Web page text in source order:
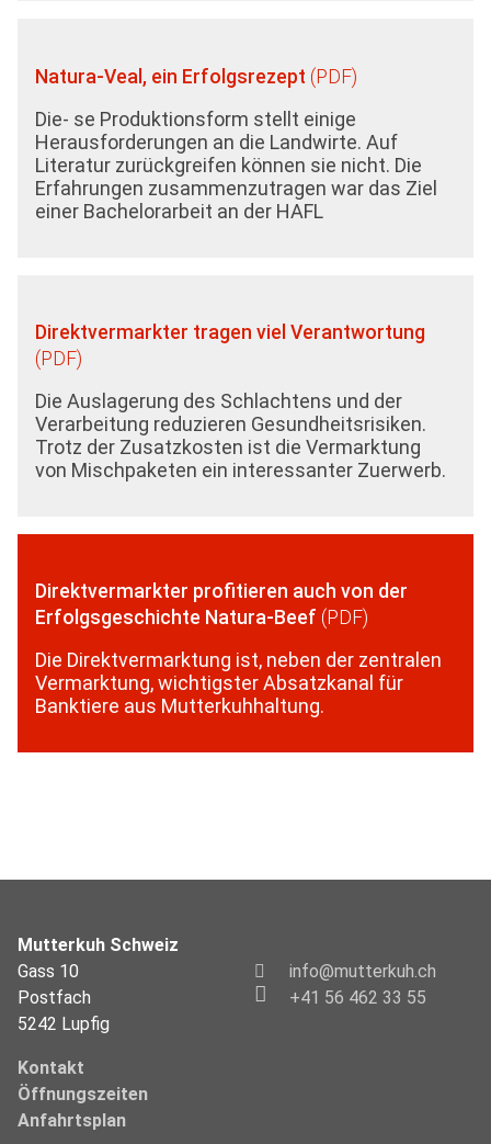
Natura-Veal, ein Erfolgsrezept
Die- se Produktionsform stellt einige
Herausforderungen an die Landwirte. Auf
Literatur zurückgreifen können sie nicht. Die
Erfahrungen zusammenzutragen war das Ziel
einer Bachelorarbeit an der HAFL
Direktvermarkter tragen viel Verantwortung
Die Auslagerung des Schlachtens und der
Verarbeitung reduzieren Gesundheitsrisiken.
Trotz der Zusatzkosten ist die Vermarktung
von Mischpaketen ein interessanter Zuerwerb.
Direktvermarkter profitieren auch von der
Erfolgsgeschichte Natura-Beef
Die Direktvermarktung ist, neben der zentralen
Vermarktung, wichtigster Absatzkanal für
Banktiere aus Mutterkuhhaltung.
Mutterkuh Schweiz
Gass 10
Postfach
5242 Lupfig
info@mutterkuh.ch
+41 56 462 33 55
Kontakt
Öffnungszeiten
Anfahrtsplan